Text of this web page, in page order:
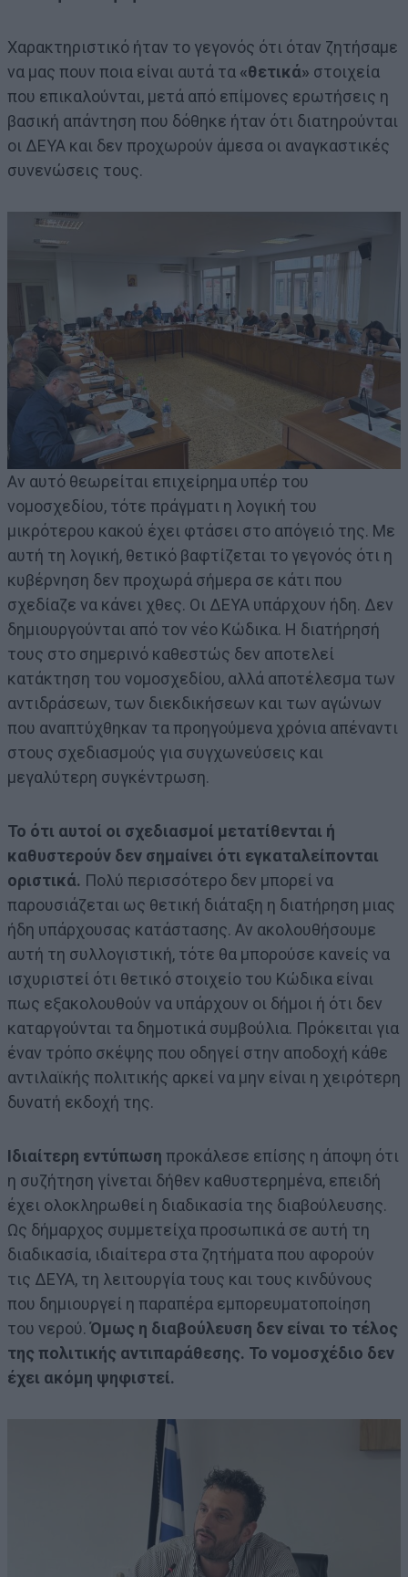
Χαρακτηριστικό ήταν το γεγονός ότι όταν ζητήσαμε
να μας πουν ποια είναι αυτά τα «θετικά» στοιχεία
που επικαλούνται, μετά από επίμονες ερωτήσεις η
βασική απάντηση που δόθηκε ήταν ότι διατηρούνται
οι ΔΕΥΑ και δεν προχωρούν άμεσα οι αναγκαστικές
συνενώσεις τους.
Αν αυτό θεωρείται επιχείρημα υπέρ του
νομοσχεδίου, τότε πράγματι η λογική του
μικρότερου κακού έχει φτάσει στο απόγειό της. Με
αυτή τη λογική, θετικό βαφτίζεται το γεγονός ότι η
κυβέρνηση δεν προχωρά σήμερα σε κάτι που
σχεδίαζε να κάνει χθες. Οι ΔΕΥΑ υπάρχουν ήδη. Δεν
δημιουργούνται από τον νέο Κώδικα. Η διατήρησή
τους στο σημερινό καθεστώς δεν αποτελεί
κατάκτηση του νομοσχεδίου, αλλά αποτέλεσμα των
αντιδράσεων, των διεκδικήσεων και των αγώνων
που αναπτύχθηκαν τα προηγούμενα χρόνια απέναντι
στους σχεδιασμούς για συγχωνεύσεις και
μεγαλύτερη συγκέντρωση.
Το ότι αυτοί οι σχεδιασμοί μετατίθενται ή
καθυστερούν δεν σημαίνει ότι εγκαταλείπονται
οριστικά. Πολύ περισσότερο δεν μπορεί να
παρουσιάζεται ως θετική διάταξη η διατήρηση μιας
ήδη υπάρχουσας κατάστασης. Αν ακολουθήσουμε
αυτή τη συλλογιστική, τότε θα μπορούσε κανείς να
ισχυριστεί ότι θετικό στοιχείο του Κώδικα είναι
πως εξακολουθούν να υπάρχουν οι δήμοι ή ότι δεν
καταργούνται τα δημοτικά συμβούλια. Πρόκειται για
έναν τρόπο σκέψης που οδηγεί στην αποδοχή κάθε
αντιλαϊκής πολιτικής αρκεί να μην είναι η χειρότερη
δυνατή εκδοχή της.
Ιδιαίτερη εντύπωση προκάλεσε επίσης η άποψη ότι
η συζήτηση γίνεται δήθεν καθυστερημένα, επειδή
έχει ολοκληρωθεί η διαδικασία της διαβούλευσης.
Ως δήμαρχος συμμετείχα προσωπικά σε αυτή τη
διαδικασία, ιδιαίτερα στα ζητήματα που αφορούν
τις ΔΕΥΑ, τη λειτουργία τους και τους κινδύνους
που δημιουργεί η παραπέρα εμπορευματοποίηση
του νερού.Όμως η διαβούλευση δεν είναι το τέλος
της πολιτικής αντιπαράθεσης. Το νομοσχέδιο δεν
έχει ακόμη ψηφιστεί.